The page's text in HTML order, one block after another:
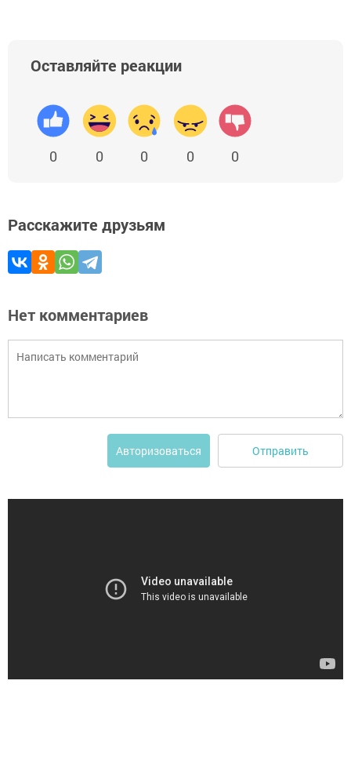
Оставляйте реакции
0 0 0 0 0
Расскажите друзьям
Нет комментариев
Авторизоваться Отправить